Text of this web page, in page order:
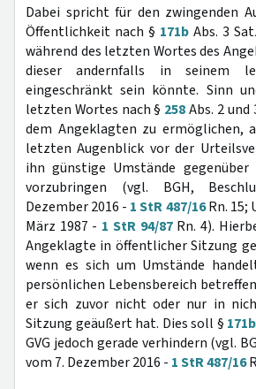
Dabei spricht für den zwingenden
Öffentlichkeit nach § 171b Abs. 3
während des letzten Wortes des
dieser andernfalls in seinem
eingeschränkt sein könnte. Sinn
letzten Wortes nach § 258Abs. 2 und
dem Angeklagten zu ermöglichen,
letzten Augenblick vor der
ihn günstige Umstände gegenüber
vorzubringen (vgl. BGH,
Dezember 2016 - 1 StR 487/16Rn. 15;
März 1987 - 1 StR 94/87Rn. 4).
Angeklagte in öffentlicher Sitzung
wenn es sich um Umstände
persönlichen Lebensbereich
er sich zuvor nicht oder nur in
Sitzung geäußert hat. Dies soll § 171b
GVG jedoch gerade verhindern (vgl.
vom 7. Dezember 2016 - 1 StR 487/16